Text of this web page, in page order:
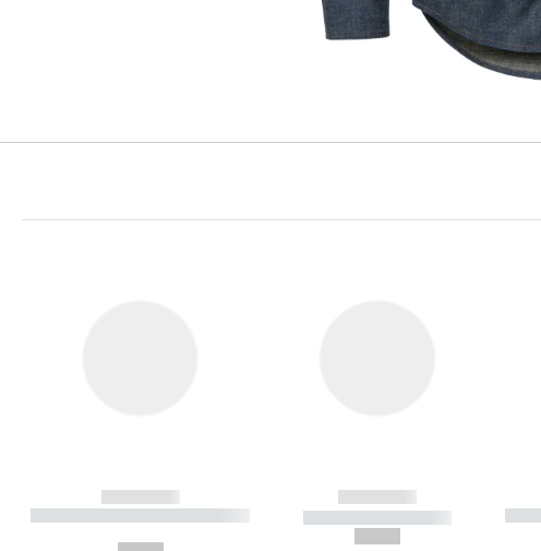
------------
----------- ----------- ----------
------------
----------- -----------